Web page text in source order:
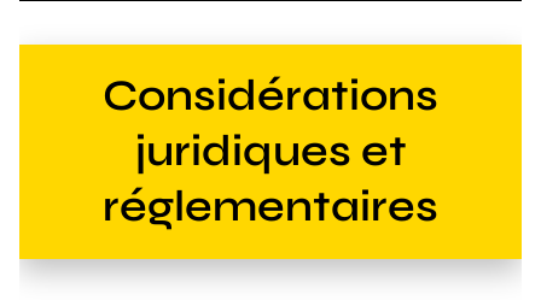
Considérations
juridiques et
réglementaires